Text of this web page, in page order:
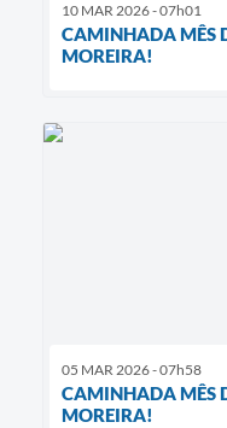
10 MAR 2026 - 07h01
CAMINHADA MÊS
MOREIRA!
05 MAR 2026 - 07h58
CAMINHADA MÊS
MOREIRA!